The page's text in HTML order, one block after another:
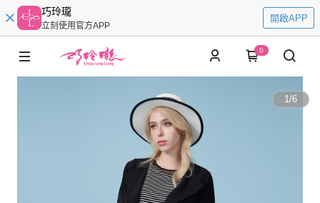
巧玲瓏
立刻使用官方APP
開啟APP
0
1/6